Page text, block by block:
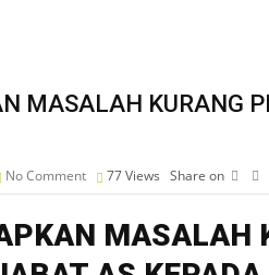
MASALAH KURANG
No Comment 77Views Share on
MASALAH